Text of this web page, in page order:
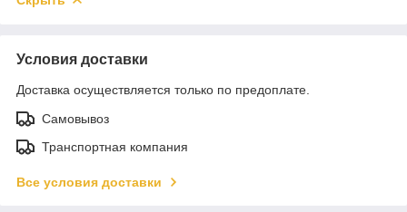
Условия доставки
Доставка осуществляется только по предоплате.
Самовывоз
Транспортная компания
Все условия доставки